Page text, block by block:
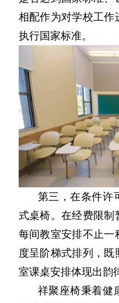
相配作为对学校工作
执行国家标准。
第三，在条件许
式桌椅。在经费限制
每间教室安排不止一
度呈阶梯式排列，
室课桌安排体现出韵
祥聚座椅秉着健